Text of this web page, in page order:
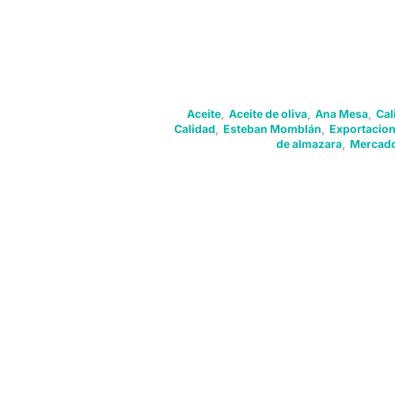
Aceite, Aceite de oliva, Ana Mesa,
Calidad
Esteban Momblán
de almazara,